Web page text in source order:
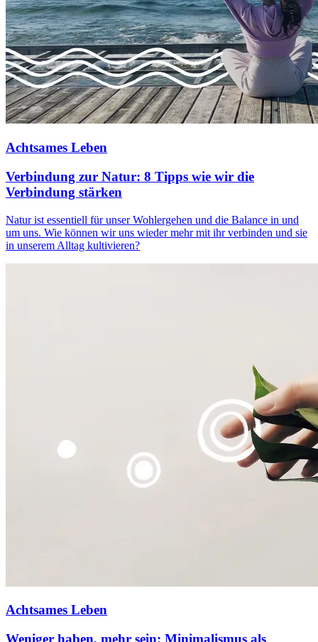
Achtsames Leben
Verbindung zur Natur: 8 Tipps wie wir die
Verbindung stärken
Natur ist essentiell für unser Wohlergehen und die Balance in und
um uns. Wie können wir uns wieder mehr mit ihr verbinden und sie
in unserem Alltag kultivieren?
Achtsames Leben
Weniger haben, mehr sein: Minimalismus als